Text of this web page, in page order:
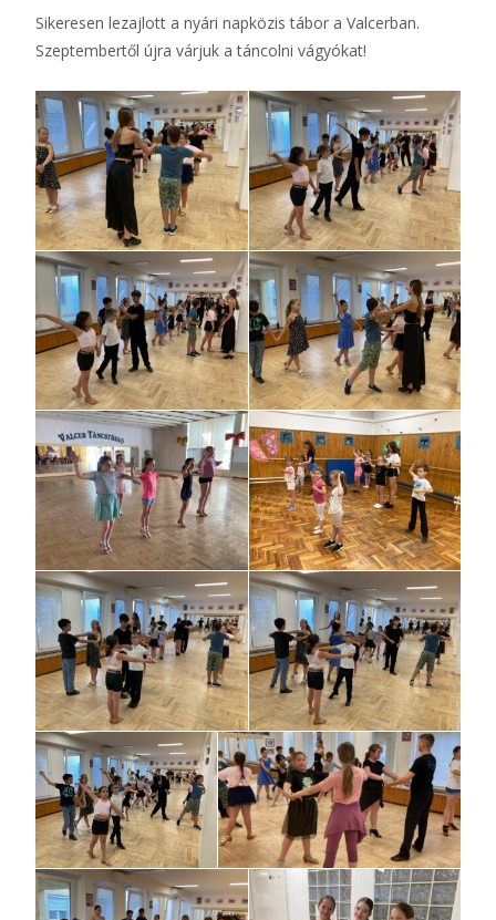
Sikeresen lezajlott a nyári napközis tábor a Valcerban.
Szeptembertől újra várjuk a táncolni vágyókat!